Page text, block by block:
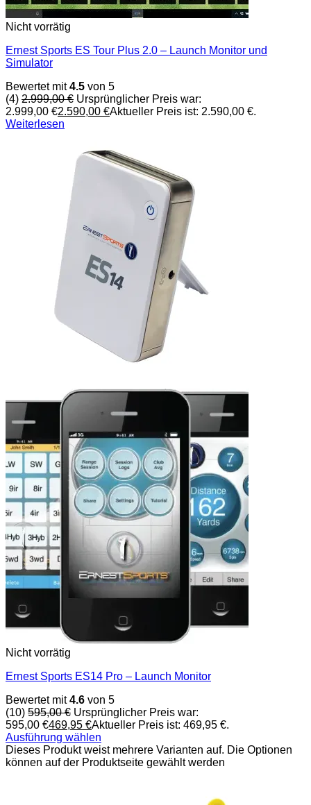
Nicht vorrätig
Ernest Sports ES Tour Plus 2.0 – Launch Monitor und
Simulator
Bewertet mit4.5 von 5
(4) 2.999,00€ Ursprünglicher Preis war:
2.999,00 €2.590,00 €Aktueller Preis ist: 2.590,00 €.
Weiterlesen
Nicht vorrätig
Ernest Sports ES14 Pro – Launch Monitor
Bewertet mit4.6 von 5
(10) 595,00€ Ursprünglicher Preis war:
595,00 €469,95 €Aktueller Preis ist: 469,95 €.
Ausführung wählen
Dieses Produkt weist mehrere Varianten auf. Die Optionen
können auf der Produktseite gewählt werden